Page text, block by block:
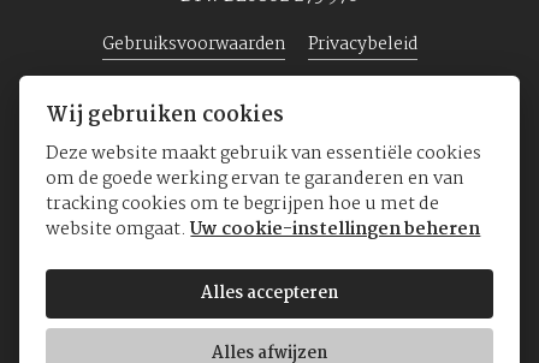
Gebruiksvoorwaarden
Privacybeleid
Home Juwelen Horloges Over ons
Wij gebruiken cookies
Deze website maakt gebruik van essentiële cookies
om de goede werking ervan te garanderen en van
tracking cookies om te begrijpen hoe u met de
website omgaat.Uw cookie-instellingen beheren
Alles accepteren
Alles afwijzen